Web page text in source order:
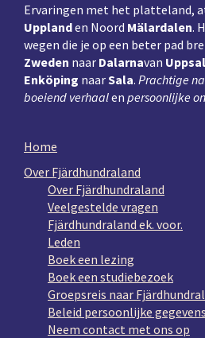
Ervaringen met het platteland,
Upplanden Noord Mälardalen.
wegen die je op een beter pad
Zweden naar Dalarnavan
Enköping naarSala. Prachtige
boeiend verhaalen persoonlijke
Home
Over Fjärdhundraland
Over Fjärdhundraland
Veelgestelde vragen
Fjärdhundraland ek. voor.
Leden
Boek een lezing
Boek een studiebezoek
Groepsreis naar
Beleid persoonlijke gegevens
Neem contact met ons op